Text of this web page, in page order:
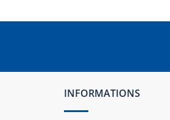
INFORMATIONS